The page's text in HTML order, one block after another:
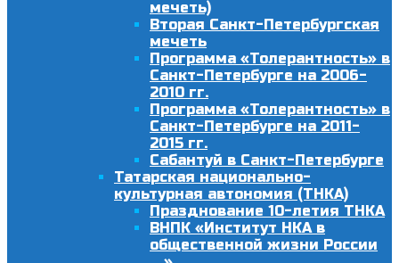
мечеть)
Вторая Санкт-Петербургская
мечеть
Программа «Толерантность» в
Санкт-Петербурге на 2006-
2010 гг.
Программа «Толерантность» в
Санкт-Петербурге на 2011-
2015 гг.
Сабантуй в Санкт-Петербурге
Татарская национально-
культурная автономия (ТНКА)
Празднование 10-летия ТНКА
ВНПК «Институт НКА в
общественной жизни России